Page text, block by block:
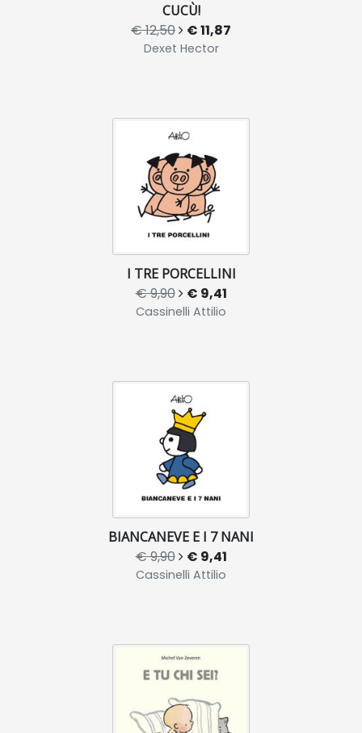
CUCÙ!
€ 12,50 € 11,87
Dexet Hector
I TRE PORCELLINI
€ 9,90 € 9,41
Cassinelli Attilio
BIANCANEVE E I 7 NANI
€ 9,90 € 9,41
Cassinelli Attilio